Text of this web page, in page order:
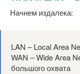
Начнем издалека:
LAN – Local Area
WAN – Wide Area
большого охвата